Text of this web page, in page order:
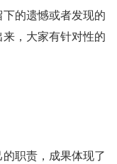
的遗憾或者发现的
，大家有针对性的
职责，成果体现了